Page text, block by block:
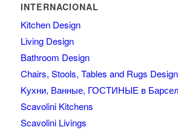
INTERNACIONAL
Kitchen Design
Living Design
Bathroom Design
Chairs, Stools, Tables and Rugs Design
Kухни, Ванные, ГОСТИНЫЕ в
Scavolini Kitchens
Scavolini Livings